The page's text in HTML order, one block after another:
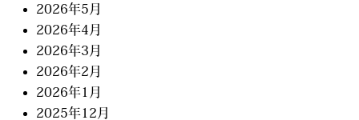
2026年5月
2026年4月
2026年3月
2026年2月
2026年1月
2025年12月